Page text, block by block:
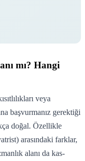
mı? Hangi
veya
başvurmanız gerektiği
doğal. Özellikle
arasındaki farklar,
alanı da kas-